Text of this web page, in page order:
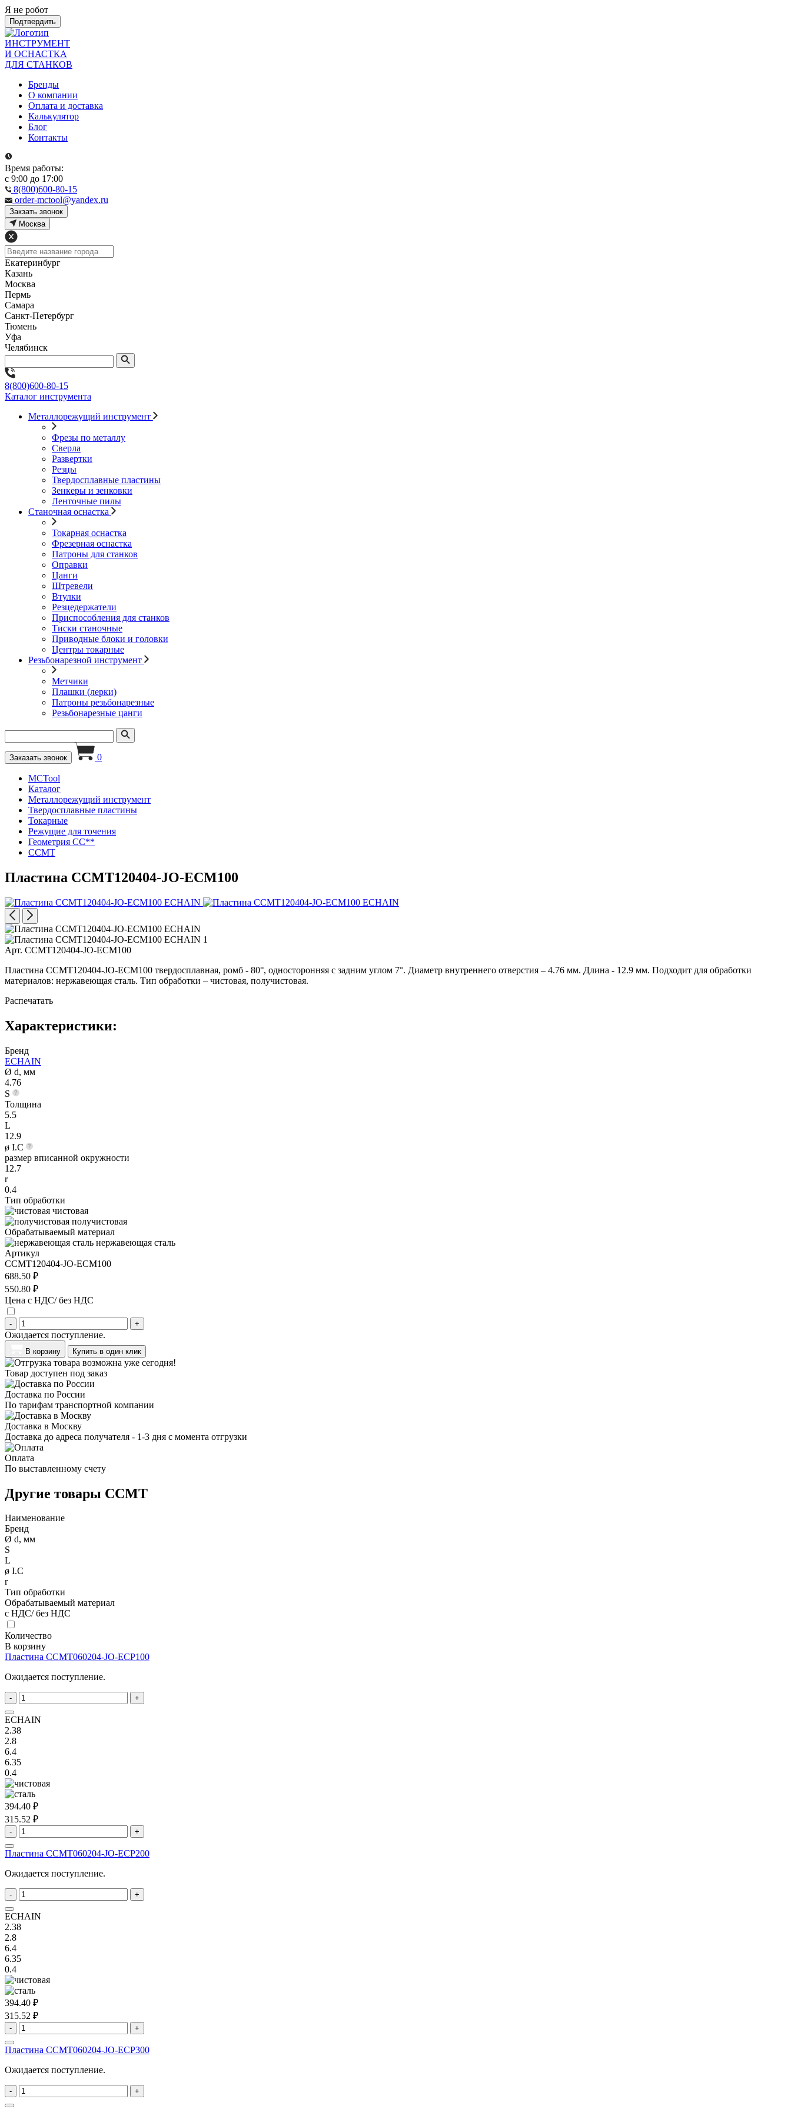
Я не робот
Подтвердить
ИНСТРУМЕНТ
И ОСНАСТКА
ДЛЯ СТАНКОВ
Бренды
О компании
Оплата и доставка
Калькулятор
Блог
Контакты
Время работы:
с 9:00 до 17:00
8(800)600-80-15
order-mctool@yandex.ru
Закзать звонок
Москва
Екатеринбург
Казань
Москва
Пермь
Самара
Санкт-Петербург
Тюмень
Уфа
Челябинск
8(800)600-80-15
Каталог инструмента
Металлорежущий инструмент
Фрезы по металлу
Сверла
Развертки
Резцы
Твердосплавные пластины
Зенкеры и зенковки
Ленточные пилы
Станочная оснастка
Токарная оснастка
Фрезерная оснастка
Патроны для станков
Оправки
Цанги
Штревели
Втулки
Резцедержатели
Приспособления для станков
Тиски станочные
Приводные блоки и головки
Центры токарные
Резьбонарезной инструмент
Метчики
Плашки (лерки)
Патроны резьбонарезные
Резьбонарезные цанги
Заказать звонок 0
MCTool
Каталог
Металлорежущий инструмент
Твердосплавные пластины
Токарные
Режущие для точения
Геометрия CC**
CCMT
Пластина CCMT120404-JO-ECM100
Арт. CCMT120404-JO-ECM100
Пластина CCMT120404-JO-ECM100 твердосплавная, ромб - 80°, односторонняя с задним углом 7°. Диаметр внутреннего отверстия – 4.76 мм. Длина - 12.9 мм. Подходит для обработки
материалов: нержавеющая сталь. Тип обработки – чистовая, получистовая.
Распечатать
Характеристики:
Бренд
ECHAIN
Ø d, мм
4.76
S
Толщина
5.5
L
12.9
ø I.C
размер вписанной окружности
12.7
r
0.4
Тип обработки
чистовая
получистовая
Обрабатываемый материал
нержавеющая сталь
Артикул
CCMT120404-JO-ECM100
688.50 ₽
550.80 ₽
Цена с НДС/ без НДС
- +
Ожидается поступление.
В корзину Купить в один клик
Товар доступен под заказ
Доставка по России
По тарифам транспортной компании
Доставка в Москву
Доставка до адреса получателя - 1-3 дня с момента отгрузки
Оплата
По выставленному счету
Другие товары CCMT
Наименование
Бренд
Ø d, мм
S
L
ø I.C
r
Тип обработки
Обрабатываемый материал
с НДС/ без НДС
Количество
В корзину
Пластина ССMT060204-JO-ECP100
Ожидается поступление.
- +
ECHAIN
2.38
2.8
6.4
6.35
0.4
394.40 ₽
315.52 ₽
- +
Пластина ССMT060204-JO-ECP200
Ожидается поступление.
- +
ECHAIN
2.38
2.8
6.4
6.35
0.4
394.40 ₽
315.52 ₽
- +
Пластина ССMT060204-JO-ECP300
Ожидается поступление.
- +